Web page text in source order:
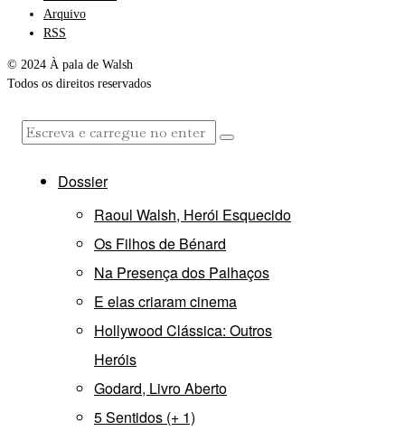
Arquivo
RSS
© 2024 À pala de Walsh
Todos os direitos reservados
Dossier
Raoul Walsh, Herói Esquecido
Os Filhos de Bénard
Na Presença dos Palhaços
E elas criaram cinema
Hollywood Clássica: Outros
Heróis
Godard, Livro Aberto
5 Sentidos (+ 1)